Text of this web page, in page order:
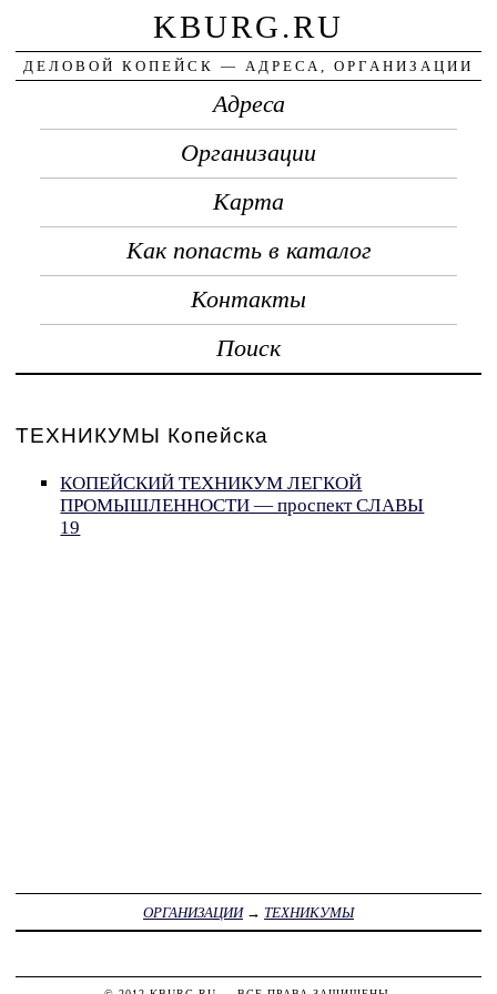
KBURG.RU
ДЕЛОВОЙ КОПЕЙСК — АДРЕСА, ОРГАНИЗАЦИИ
Адреса
Организации
Карта
Как попасть в каталог
Контакты
Поиск
ТЕХНИКУМЫ Копейска
КОПЕЙСКИЙ ТЕХНИКУМ ЛЕГКОЙ
ПРОМЫШЛЕННОСТИ — проспект СЛАВЫ
19
ОРГАНИЗАЦИИ→ ТЕХНИКУМЫ